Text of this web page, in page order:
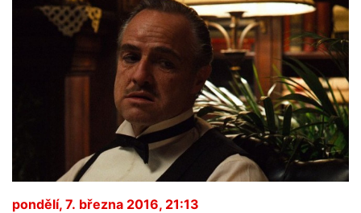
pondělí, 7. března 2016, 21:13